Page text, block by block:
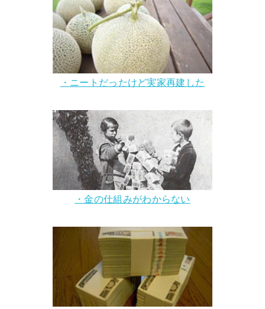
・ニートだったけど実家再建した
・金の仕組みがわからない